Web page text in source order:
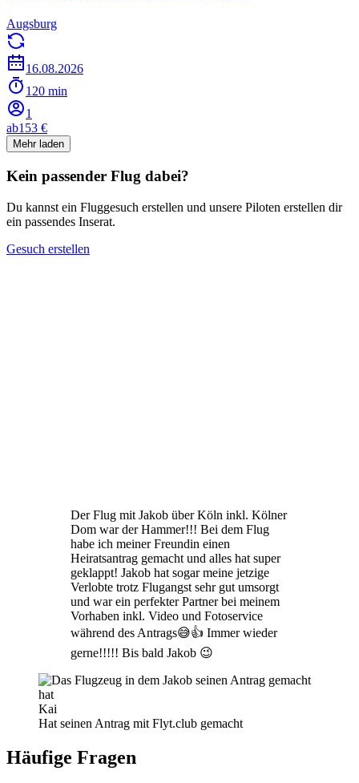
Augsburg
16.08.2026
120 min
1
ab153 €
Mehr laden
Kein passender Flug dabei?
Du kannst ein Fluggesuch erstellen und unsere Piloten erstellen dir
ein passendes Inserat.
Gesuch erstellen
Der Flug mit Jakob über Köln inkl. Kölner
Dom war der Hammer!!! Bei dem Flug
habe ich meiner Freundin einen
Heiratsantrag gemacht und alles hat super
geklappt! Jakob hat sogar meine jetzige
Verlobte trotz Flugangst sehr gut umsorgt
und war ein perfekter Partner bei meinem
Vorhaben inkl. Video und Fotoservice
während des Antrags😅👍 Immer wieder
gerne!!!!! Bis bald Jakob 😉
Kai
Hat seinen Antrag mit Flyt.club gemacht
Häufige Fragen